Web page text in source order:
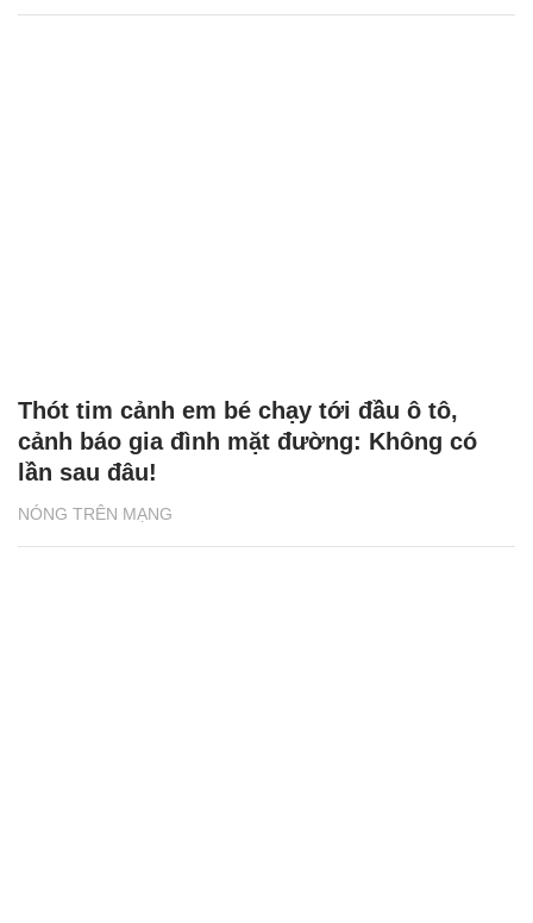
NÓNG TRÊN MẠNG
Thót tim cảnh em bé chạy tới đầu ô tô,
cảnh báo gia đình mặt đường: Không có
lần sau đâu!